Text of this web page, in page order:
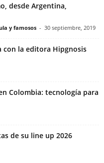
desde Argentina,
y famosos - 30 septiembre, 2019
con la editora Hipgnosis
Colombia: tecnología para
de su line up 2026